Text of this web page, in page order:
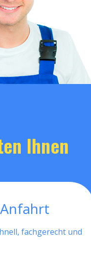
Ihnen
fachgerecht und